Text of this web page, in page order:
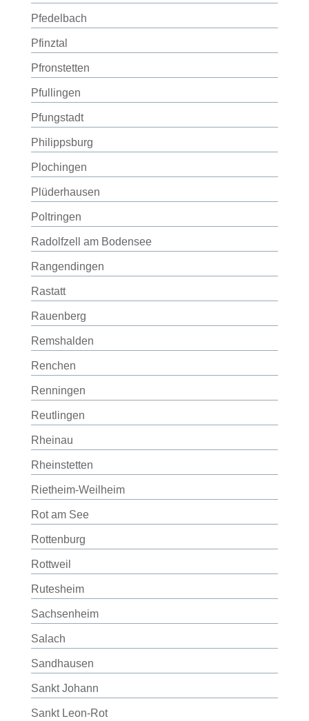
Pfedelbach
Pfinztal
Pfronstetten
Pfullingen
Pfungstadt
Philippsburg
Plochingen
Plüderhausen
Poltringen
Radolfzell am Bodensee
Rangendingen
Rastatt
Rauenberg
Remshalden
Renchen
Renningen
Reutlingen
Rheinau
Rheinstetten
Rietheim-Weilheim
Rot am See
Rottenburg
Rottweil
Rutesheim
Sachsenheim
Salach
Sandhausen
Sankt Johann
Sankt Leon-Rot